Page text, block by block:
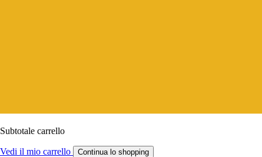
Subtotale carrello
Vedi il mio carrello Continua lo shopping